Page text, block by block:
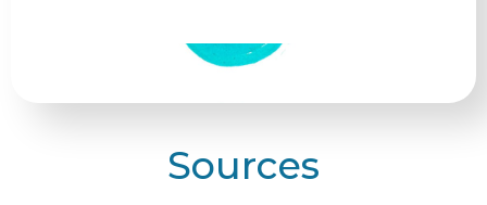
Sources